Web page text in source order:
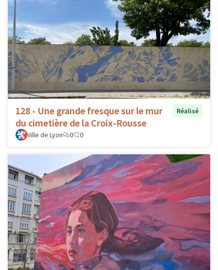
128 - Une grande fresque sur le mur
du cimetière de la Croix-Rousse
Réalisé
Ville de Lyon 0 0